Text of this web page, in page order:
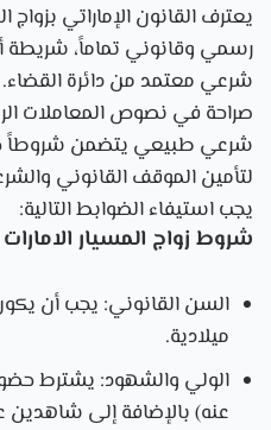
يعترف القانون الإماراتي
رسمي وقانوني تماماً، شريطة
شرعي معتمد من دائرة
صراحة في نصوص المعاملات
شرعي طبيعي يتضمن شروطاً
لتأمين الموقف القانوني
يجب استيفاء الضوابط التالية:
شروط زواج المسيار الامارات
السن القانوني: يجب أن
ميلادية.
الولي والشهود: يشترط
عنه) بالإضافة إلى شاهدين